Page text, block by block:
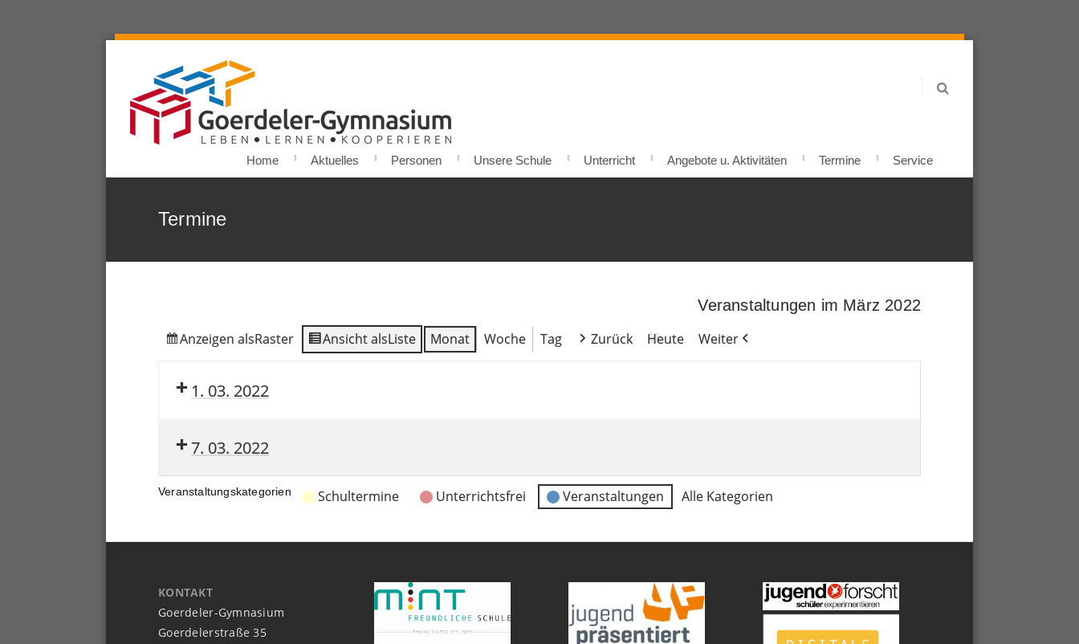
Home Aktuelles Personen Unsere Schule Unterricht Angebote u. Aktivitäten Termine Service
Termine
Veranstaltungen im März 2022
Anzeigen alsRaster Ansicht alsListe Monat Woche Tag Zurück Heute Weiter
1. 03. 2022
7. 03. 2022
Veranstaltungskategorien Schultermine Unterrichtsfrei Veranstaltungen Alle Kategorien
KONTAKT
Goerdeler-Gymnasium
Goerdelerstraße 35